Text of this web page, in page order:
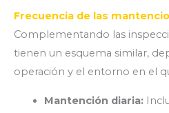
Frecuencia de las
Complementando las
tienen un esquema similar,
operación y el entorno en el
Mantención diaria: